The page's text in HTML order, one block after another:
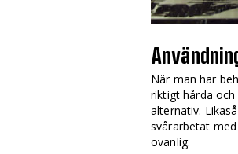
När man har
riktigt hårda
alternativ.
svårarbetat
ovanlig.